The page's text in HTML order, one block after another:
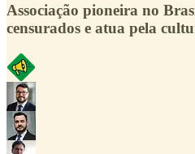
Associação pioneira no
censurados e atua pela